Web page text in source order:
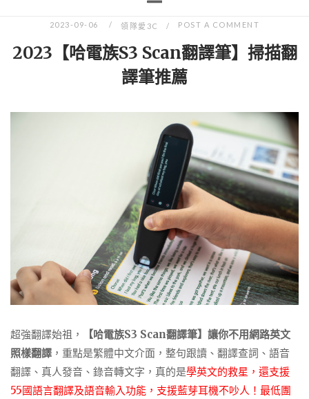
2023-09-06 領隊愛3C POST A COMMENT
2023【哈電族S3 Scan翻譯筆】掃描翻
譯筆推薦
超強翻譯始祖，
【哈電族S3 Scan翻譯筆】讓你不用網路英文
照樣翻譯 ，重點是繁體中文介面，整句跟讀、翻譯查詞、語音
翻譯、真人發音、錄音轉文字，真的是學英文的救星， 還支援
55國語言翻譯及語音輸入功能，支援藍芽耳機不吵人！最低團